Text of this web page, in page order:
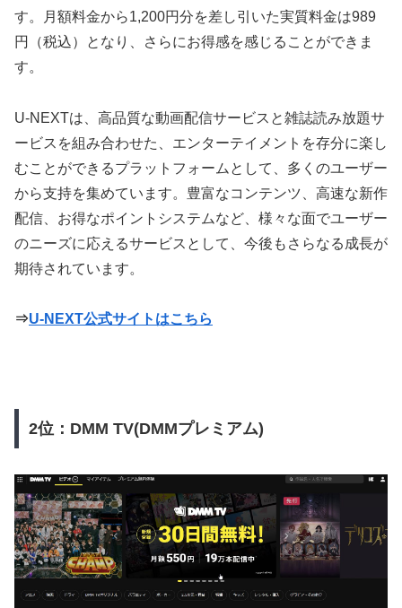
す。月額料金から1,200円分を差し引いた実質料金は989
円（税込）となり、さらにお得感を感じることができま
す。
U-NEXTは、高品質な動画配信サービスと雑誌読み放題サ
ービスを組み合わせた、エンターテイメントを存分に楽し
むことができるプラットフォームとして、多くのユーザー
から支持を集めています。豊富なコンテンツ、高速な新作
配信、お得なポイントシステムなど、様々な面でユーザー
のニーズに応えるサービスとして、今後もさらなる成長が
期待されています。
⇒U-NEXT公式サイトはこちら
2位：DMM TV(DMMプレミアム)